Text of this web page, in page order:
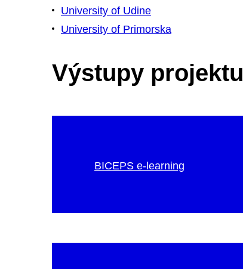
University of Udine
University of Primorska
Výstupy projektu
BICEPS e-learning